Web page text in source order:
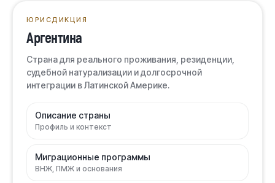
ЮРИСДИКЦИЯ
Аргентина
Страна для реального проживания, резиденции,
судебной натурализации и долгосрочной
интеграции в Латинской Америке.
Описание страны
Профиль и контекст
Миграционные программы
ВНЖ, ПМЖ и основания